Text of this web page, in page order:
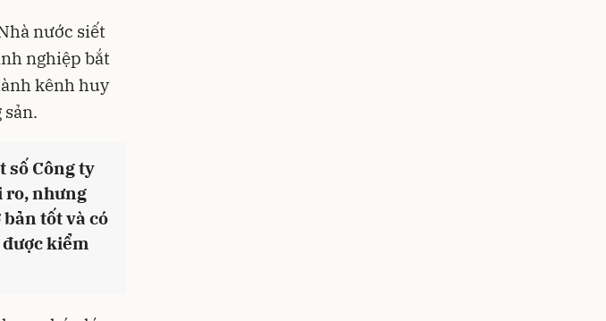
nước siết
nghiệp bắt
kênh huy
số Công ty
ro, nhưng
tốt và có
kiểm